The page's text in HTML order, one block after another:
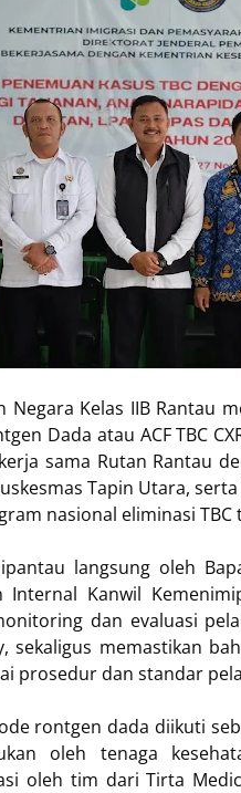
Negara Kelas IIB Rantau
Dada atau ACF TBC
sama Rutan Rantau
Tapin Utara,
nasional eliminasi TBC
langsung oleh
Internal Kanwil
dan evaluasi
sekaligus memastikan
prosedur dan standar
rontgen dada diikuti
oleh tenaga
oleh tim dari Tirta